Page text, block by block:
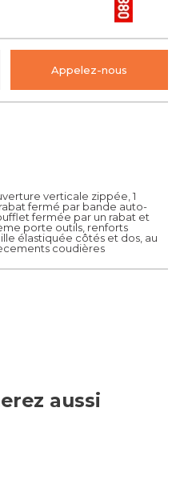
verticale zippée, 1
fermé par bande auto-
fermée par un rabat et
porte outils, renforts
élastiquée côtés et dos, au
coudières
Appelez-nous
aussi